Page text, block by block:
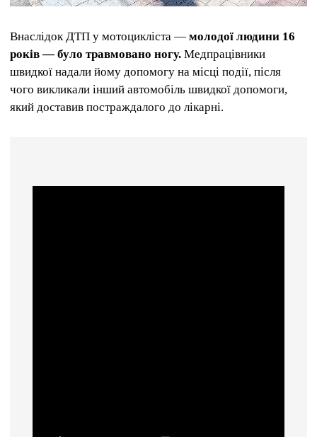
Внаслідок ДТП у мотоцикліста — молодої людини 16
років — було травмовано ногу. Медпрацівники
швидкої надали йому допомогу на місці події, після
чого викликали інший автомобіль швидкої допомоги,
який доставив постраждалого до лікарні.